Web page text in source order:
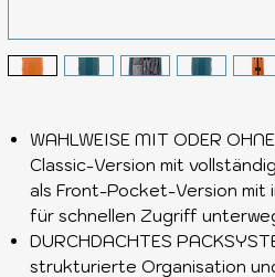
WAHLWEISE MIT ODER
Classic-Version mit
als Front-Pocket-Version
für schnellen Zugriff
DURCHDACHTES
strukturierte Organisation